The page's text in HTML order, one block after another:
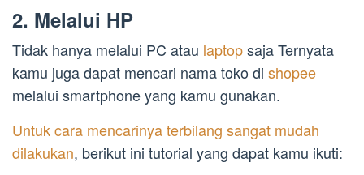
2. Melalui HP
Tidak hanya melalui PC atau laptopsaja Ternyata
kamu juga dapat mencari nama toko di shopee
melalui smartphone yang kamu gunakan.
Untuk cara mencarinya terbilang sangat mudah
dilakukan, berikut ini tutorial yang dapat kamu ikuti: